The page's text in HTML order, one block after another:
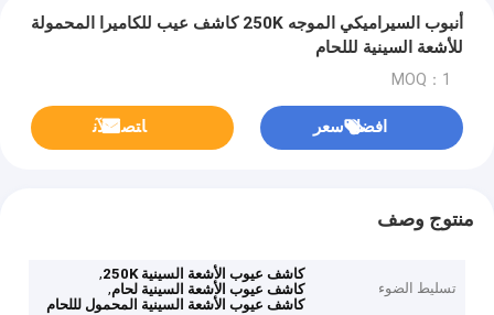
أنبوب السيراميكي الموجه 250K كاشف عيب للكاميرا المحمولة
للأشعة السينية لللحام
MOQ：1
افضل سعر ﺎﺘﺼﻟ ﺍﻶﻧ
منتوج وصف
تسليط الضوء
كاشف عيوب الأشعة السينية 250K
,
كاشف عيوب الأشعة السينية لحام,
كاشف عيوب الأشعة السينية المحمول لللحام